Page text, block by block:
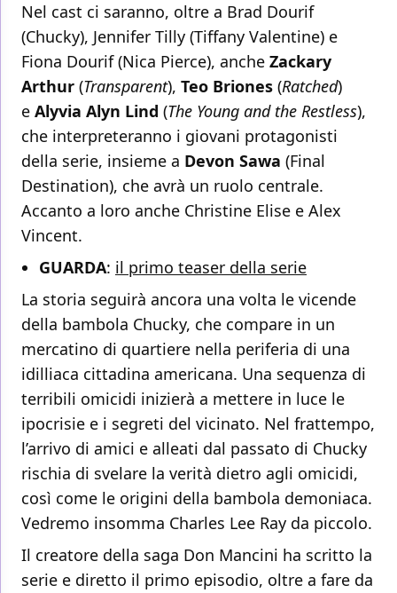
Nel cast ci saranno, oltre a Brad Dourif
(Chucky), Jennifer Tilly (Tiffany Valentine) e
Fiona Dourif (Nica Pierce), anche Zackary
Arthur (Transparent), Teo Briones (Ratched)
e Alyvia Alyn Lind (The Young and the Restless),
che interpreteranno i giovani protagonisti
della serie, insieme a Devon Sawa (Final
Destination), che avrà un ruolo centrale.
Accanto a loro anche Christine Elise e Alex
Vincent.
GUARDA: il primo teaser della serie
La storia seguirà ancora una volta le vicende
della bambola Chucky, che compare in un
mercatino di quartiere nella periferia di una
idilliaca cittadina americana. Una sequenza di
terribili omicidi inizierà a mettere in luce le
ipocrisie e i segreti del vicinato. Nel frattempo,
l’arrivo di amici e alleati dal passato di Chucky
rischia di svelare la verità dietro agli omicidi,
così come le origini della bambola demoniaca.
Vedremo insomma Charles Lee Ray da piccolo.
Il creatore della saga Don Mancini ha scritto la
serie e diretto il primo episodio, oltre a fare da